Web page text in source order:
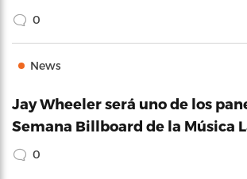
0
News
Jay Wheeler será uno de los
Semana Billboard de la Música
0